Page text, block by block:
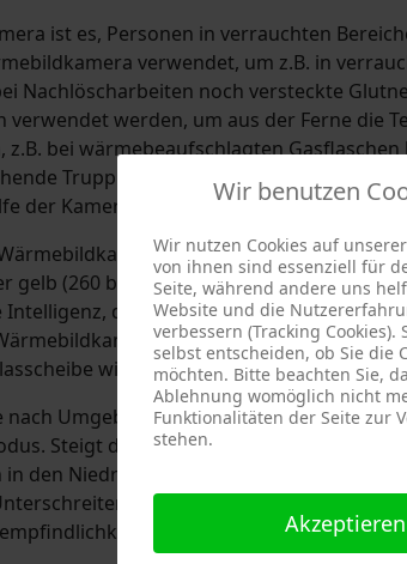
ist es, Personen in verrauchten
verwendet, um z.B. in
Nachlöscharbeiten noch versteckte
verwendet werden, um aus der Ferne die
bei wärmebeaufschlagten Gasflaschen
Trupp bei richtiger Anwendung der
der Kamera leichter orientieren kann.
Temperaturunterschiede
(260 bis 426 °C), nach orange (427 °C
Intelligenz, d.h. nur durch die Bewertung
kann z.B. nicht durch eine
wird als eine einheitliche Fläche
nach Umgebungstemperatur einen
Steigt die Umgebungstemperatur über
den Niedrigempfindlichkeitsmodus, um
der Temperaturschwelle,
Wir benutzen
Wir nutzen Cookies auf
von ihnen sind essenziell für
Seite, während andere uns
Website und die
verbessern (Tracking Cookies).
selbst entscheiden, ob Sie die
möchten. Bitte beachten Sie,
Ablehnung womöglich nicht
Funktionalitäten der Seite zur
stehen.
Akzeptieren